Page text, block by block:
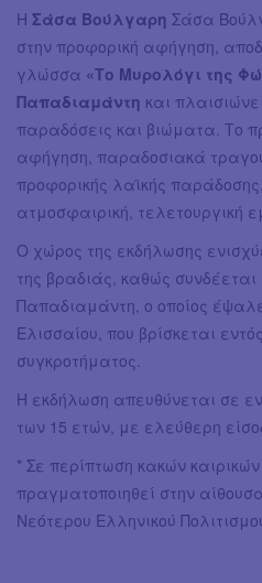
Η Σάσα Βούλγαρη Σάσα
στην προφορική αφήγηση,
γλώσσα «Το Μυρολόγι της
Παπαδιαμάντη και
παραδόσεις και βιώματα. Το
αφήγηση, παραδοσιακά
προφορικής λαϊκής
ατμοσφαιρική, τελετουργική
Ο χώρος της εκδήλωσης
της βραδιάς, καθώς
Παπαδιαμάντη, ο οποίος
Ελισσαίου, που βρίσκεται
συγκροτήματος.
Η εκδήλωση απευθύνεται σε
των 15 ετών, με ελεύθερη
* Σε περίπτωση κακών
πραγματοποιηθεί στην
Νεότερου Ελληνικού